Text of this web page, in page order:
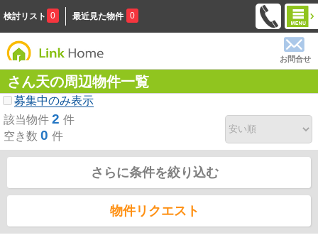
検討リスト 0 最近見た物件 0
お問合せ
さん天の周辺物件一覧
募集中のみ表示
該当物件 2 件
空き数 0 件
さらに条件を絞り込む
物件リクエスト